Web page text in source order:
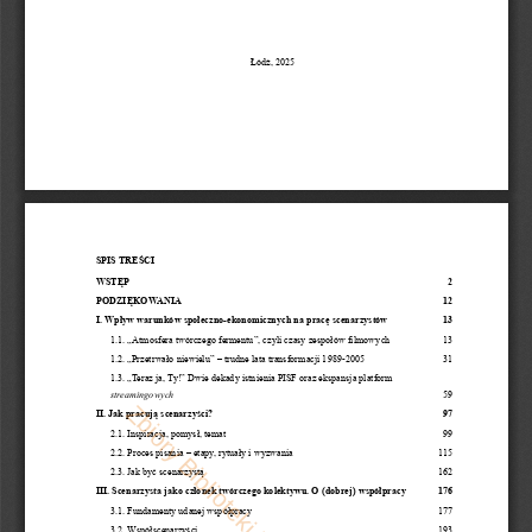
Łódź, 2025
SPIS TREŚCI
WSTĘP
2
PODZIĘKOWANIA
12
I. Wpływ warunków społeczno-ekonomicznych na pracę scenarzystów
13
1.1.
„Atmosfera twórczego fermentu”, czyli czasy zespołów filmowych
13
1.2.
„Przetrwało niewielu” – trudne lata transformacji 1989-2005
31
1.3.
„Teraz ja, Ty!” Dwie dekady istnienia PISF oraz ekspansja platform
streamingowych
59
II. Jak pracują scenarzyści?
97
2.1. Inspiracja, pomysł, temat
99
2.2. Proces pisania – etapy, rytuały i wyzwania
115
2.3. Jak być scenarzystą
162
III. Scenarzysta jako członek twórczego kolektywu. O (dobrej) współpracy
176
3.1. Fundamenty udanej współpracy
177
3.2. Współscenarzyści 193